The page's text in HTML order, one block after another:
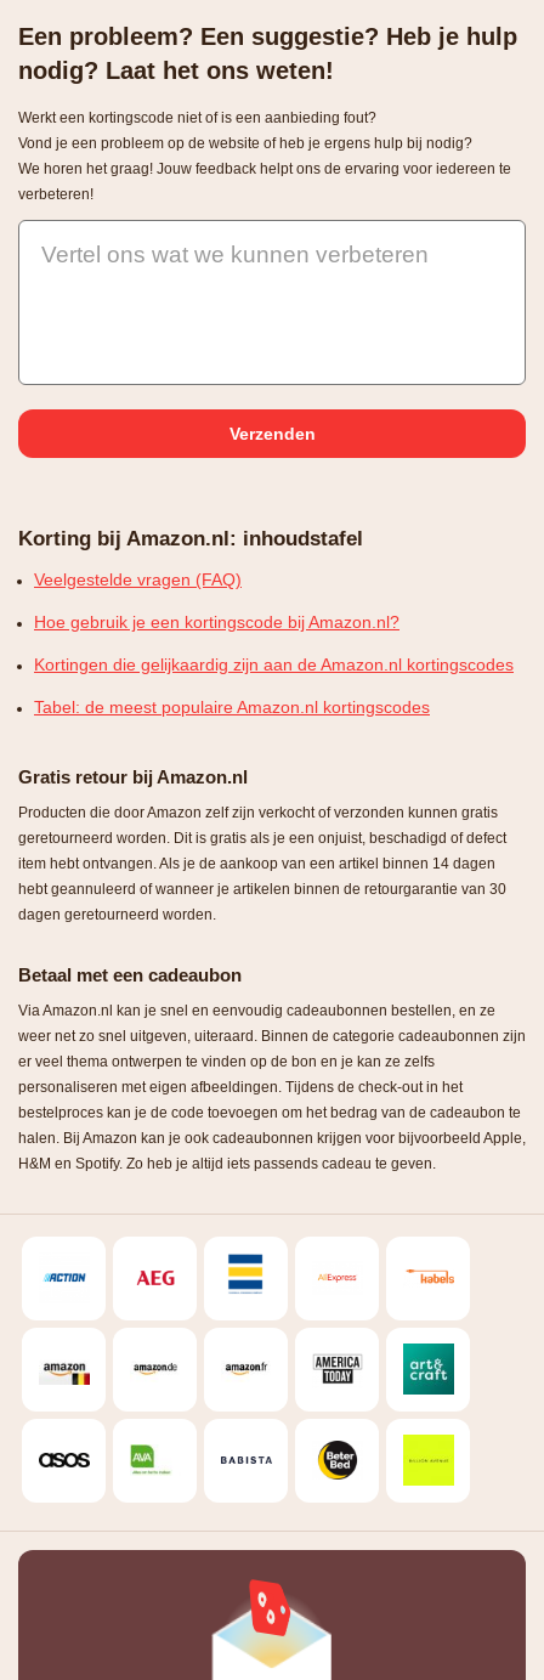
Een probleem? Een suggestie? Heb je hulp
nodig? Laat het ons weten!
Werkt een kortingscode niet of is een aanbieding fout?
Vond je een probleem op de website of heb je ergens hulp bij nodig?
We horen het graag! Jouw feedback helpt ons de ervaring voor iedereen te
verbeteren!
Vertel ons wat we kunnen verbeteren
Korting bij Amazon.nl: inhoudstafel
Veelgestelde vragen (FAQ)
Hoe gebruik je een kortingscode bij Amazon.nl?
Kortingen die gelijkaardig zijn aan de Amazon.nl kortingscodes
Tabel: de meest populaire Amazon.nl kortingscodes
Gratis retour bij Amazon.nl
Producten die door Amazon zelf zijn verkocht of verzonden kunnen gratis
geretourneerd worden. Dit is gratis als je een onjuist, beschadigd of defect
item hebt ontvangen. Als je de aankoop van een artikel binnen 14 dagen
hebt geannuleerd of wanneer je artikelen binnen de retourgarantie van 30
dagen geretourneerd worden.
Betaal met een cadeaubon
Via Amazon.nl kan je snel en eenvoudig cadeaubonnen bestellen, en ze
weer net zo snel uitgeven, uiteraard. Binnen de categorie cadeaubonnen zijn
er veel thema ontwerpen te vinden op de bon en je kan ze zelfs
personaliseren met eigen afbeeldingen. Tijdens de check-out in het
bestelproces kan je de code toevoegen om het bedrag van de cadeaubon te
halen. Bij Amazon kan je ook cadeaubonnen krijgen voor bijvoorbeeld Apple,
H&M en Spotify. Zo heb je altijd iets passends cadeau te geven.